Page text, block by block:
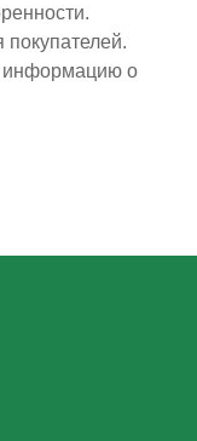
информацию о